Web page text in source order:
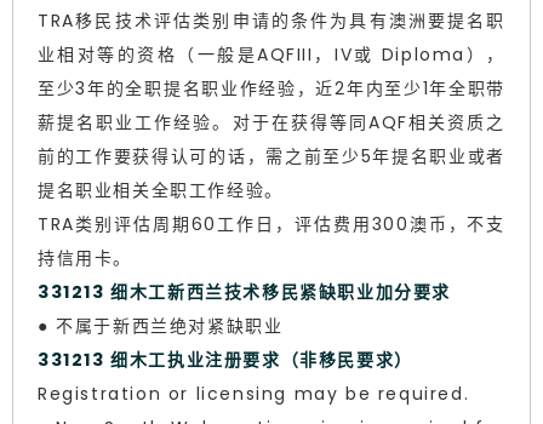
TRA移民技术评估类别申请的条件为具有澳洲要提名职
业相对等的资格（一般是AQFIII，IV或 Diploma），
至少3年的全职提名职业作经验，近2年内至少1年全职带
薪提名职业工作经验。对于在获得等同AQF相关资质之
前的工作要获得认可的话，需之前至少5年提名职业或者
提名职业相关全职工作经验。
TRA类别评估周期60工作日，评估费用300澳币，不支
持信用卡。
331213 细木工新西兰技术移民紧缺职业加分要求
● 不属于新西兰绝对紧缺职业
331213 细木工执业注册要求（非移民要求）
Registration or licensing may be required.